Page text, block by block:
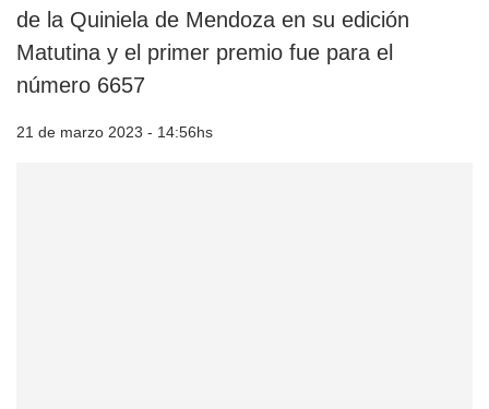
de la Quiniela de Mendoza en su edición
Matutina y el primer premio fue para el
número 6657
21 de marzo 2023 - 14:56hs